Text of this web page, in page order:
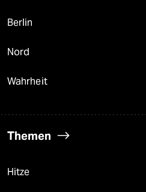
Berlin
Nord
Wahrheit
Themen
Hitze